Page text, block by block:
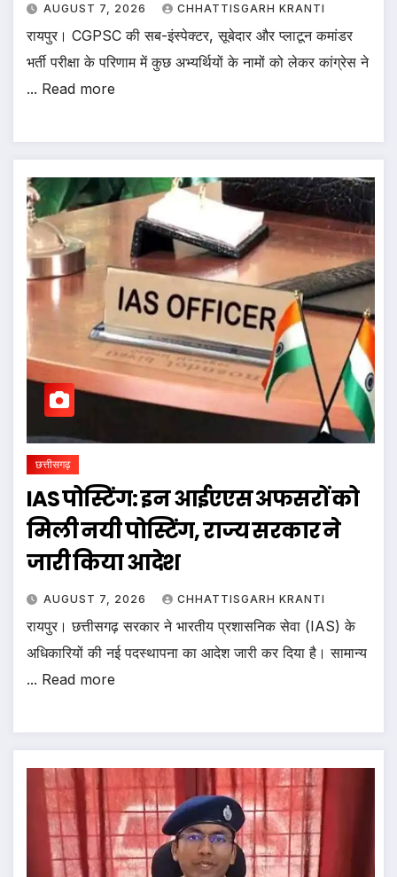
AUGUST 7, 2026 CHHATTISGARH KRANTI
रायपुर। CGPSC की सब-इंस्पेक्टर, सूबेदार और प्लाटून कमांडर
भर्ती परीक्षा के परिणाम में कुछ अभ्यर्थियों के नामों को लेकर कांग्रेस ने
... Read more
छत्तीसगढ़
IAS पोस्टिंग: इन आईएएस अफसरों को
मिली नयी पोस्टिंग, राज्य सरकार ने
जारी किया आदेश
AUGUST 7, 2026 CHHATTISGARH KRANTI
रायपुर। छत्तीसगढ़ सरकार ने भारतीय प्रशासनिक सेवा (IAS) के
अधिकारियों की नई पदस्थापना का आदेश जारी कर दिया है। सामान्य
... Read more